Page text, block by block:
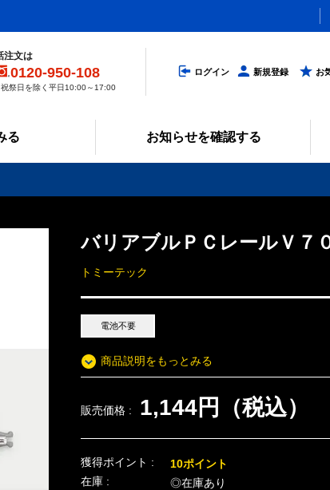
注文は
0120-950-108
祝祭日を除く平日10:00～17:00
ログイン 新規登録 お
る お知らせを確認する
バリアブルＰＣレールＶ７
トミーテック
電池不要
商品説明をもっとみる
販売価格 : 1,144円（税込）
獲得ポイント :
10ポイント
在庫 :
◎在庫あり